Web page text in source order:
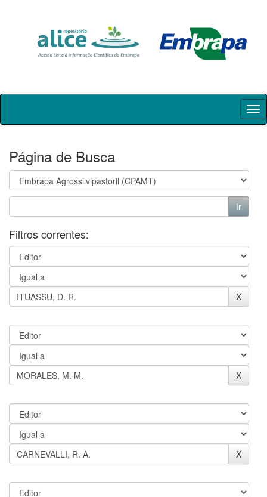
Skip
Página de Busca
Filtros correntes: